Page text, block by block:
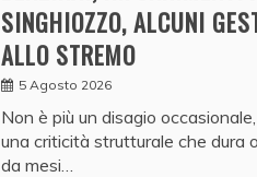
SINGHIOZZO, ALCUNI
ALLO STREMO
5 Agosto 2026
Non è più un disagio
una criticità strutturale che dura
da mesi…